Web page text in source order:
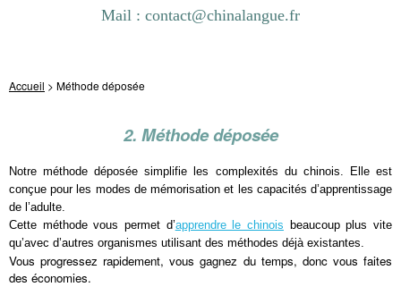
Mail : contact@chinalangue.fr
Accueil > Méthode déposée
2. Méthode déposée
Notre méthode déposée simplifie les complexités du chinois. Elle est
conçue pour les modes de mémorisation et les capacités d’apprentissage
de l’adulte.
Cette méthode vous permet d’apprendre le chinois beaucoup plus vite
qu’avec d’autres organismes utilisant des méthodes déjà existantes.
Vous progressez rapidement, vous gagnez du temps, donc vous faites
des économies.